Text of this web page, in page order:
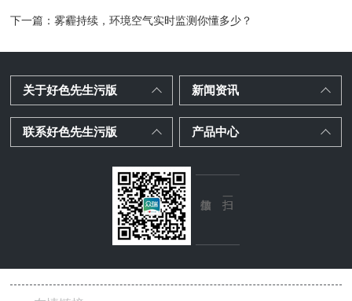
下一篇：雾霾持续，环境空气实时监测你懂多少？
关于好色先生污版 新闻资讯
联系好色先生污版 产品中心